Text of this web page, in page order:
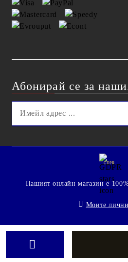
Абонирай се за
GDPR
Нашият онлайн магазин е 100%
Моите